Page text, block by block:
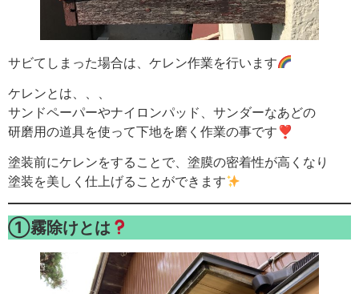
サビてしまった場合は、ケレン作業を行います
ケレンとは、、、
サンドペーパーやナイロンパッド、サンダーなあどの
研磨用の道具を使って下地を磨く作業の事です❣
塗装前にケレンをすることで、塗膜の密着性が高くなり
塗装を美しく仕上げることができます
①霧除けとは